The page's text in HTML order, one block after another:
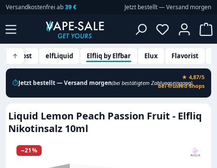
Zum Hauptinhalt springen
Versandkostenfrei ab39 € Jetzt bestellt — Versand morgen
Du hast 0
↑
Dr. Frost elfLiquid Elfliq by Elfbar Elux Flavorist
⏱Jetzt bestellt — Versand morgen(bei bestätigtem Zahlungseingang)
★ 4,87/5
bei Trusted Shops
Liquid Lemon Peach Passion Fruit - Elfliq
Nikotinsalz 10ml
Bildergalerie überspringen
−21%